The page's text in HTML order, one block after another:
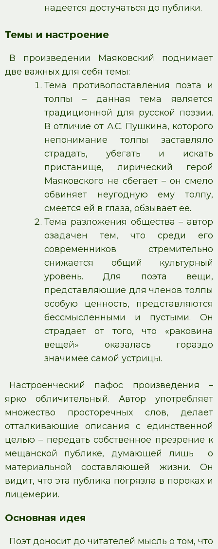
надеется достучаться до публики.
Темы и настроение
В произведении Маяковский поднимает
две важных для себя темы:
Тема противопоставления поэта и
толпы – данная тема является
традиционной для русской поэзии.
В отличие от А.С. Пушкина, которого
непонимание толпы заставляло
страдать, убегать и искать
пристанище, лирический герой
Маяковского не сбегает – он смело
обвиняет неугодную ему толпу,
смеётся ей в глаза, обзывает её.
Тема разложения общества – автор
озадачен тем, что среди его
современников стремительно
снижается общий культурный
уровень. Для поэта вещи,
представляющие для членов толпы
особую ценность, представляются
бессмысленными и пустыми. Он
страдает от того, что «раковина
вещей» оказалась гораздо
значимее самой устрицы.
Настроенческий пафос произведения –
ярко обличительный. Автор употребляет
множество просторечных слов, делает
отталкивающие описания с единственной
целью – передать собственное презрение к
мещанской публике, думающей лишь о
материальной составляющей жизни. Он
видит, что эта публика погрязла в пороках и
лицемерии.
Основная идея
Поэт доносит до читателей мысль о том, что